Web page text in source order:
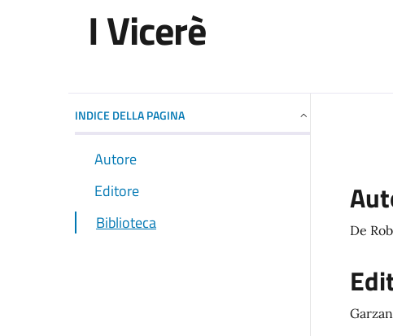
I Vicerè
INDICE DELLA PAGINA
Autore
Editore
Biblioteca
De